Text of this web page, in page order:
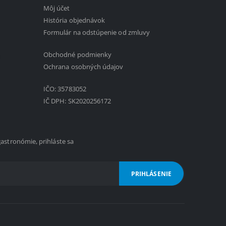
Môj účet
História objednávok
Formulár na odstúpenie od zmluvy
Obchodné podmienky
Ochrana osobných údajov
IČO: 35783052
IČ DPH: SK2020256172
prihláste sa